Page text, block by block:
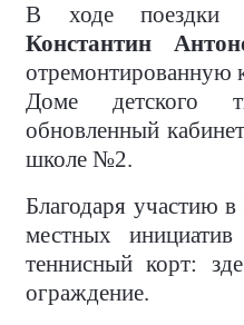
В ходе поездки
Константин
отремонтированную
Доме детского
обновленный
школе №2.
Благодаря участию
местных
теннисный корт:
ограждение.